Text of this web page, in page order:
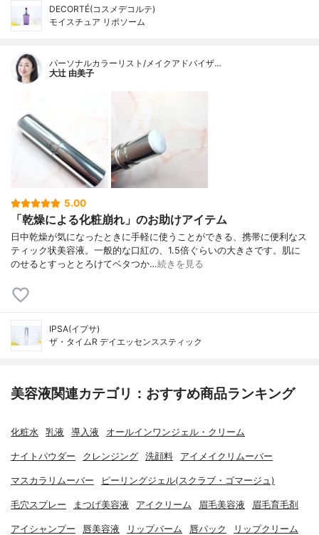
DECORTÉ(コスメデコルテ)
モイスチュア リポソーム
パーソナルカラーリスト/メイクアドバイザ…
大辻 由美子
5.00
「乾燥による化粧崩れ」のお助けアイテム
日中乾燥が気になったときに手軽に使うことができる、携帯に便利なス
ティック状美容液。一般的な口紅の、1.5倍ぐらいの大きさです。肌に
のせるとすっととろけてベタつか…続きを見る
IPSA(イプサ)
ザ・タイムR デイエッセンススティック
美容液関連カテゴリ：おすすめ商品ランキング
化粧水 乳液 導入液 オールインワンジェル・クリーム
ナイトパウダー クレンジング 洗顔料 アイメイクリムーバー
マスカラリムーバー ピーリングジェル(スクラブ・ゴマージュ)
毛穴スプレー まつげ美容液 アイクリーム 眉毛美容液 眉毛育毛剤
アイシャンプー 唇美容液 リップバーム 唇パック リップクリーム